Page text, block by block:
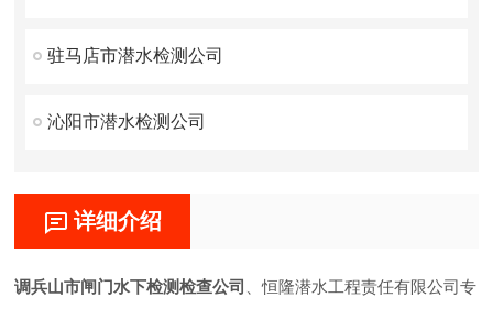
驻马店市潜水检测公司
沁阳市潜水检测公司
详细介绍
调兵山市闸门水下检测检查公司
、恒隆潜水工程责任有限公司专